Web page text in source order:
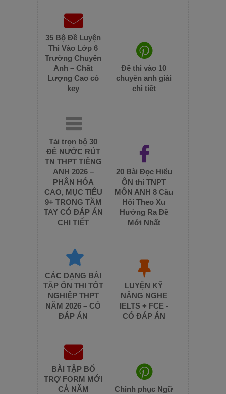
35 Bộ Đề Luyện
Thi Vào Lớp 6
Trường Chuyên
Anh – Chất
Lượng Cao có
key
Đề thi vào 10
chuyên anh giải
chi tiết
Tải trọn bộ 30
ĐỀ NƯỚC RÚT
TN THPT TIẾNG
ANH 2026 –
PHÂN HÓA
CAO, MỤC TIÊU
9+ TRONG TẦM
TAY CÓ ĐÁP ÁN
CHI TIẾT
20 Bài Đọc Hiểu
ÔN thi TNPT
MÔN ANH 8 Câu
Hỏi Theo Xu
Hướng Ra Đề
Mới Nhất
CÁC DẠNG BÀI
TẬP ÔN THI TỐT
NGHIỆP THPT
NĂM 2026 – CÓ
ĐÁP ÁN
LUYỆN KỸ
NĂNG NGHE
IELTS + FCE -
CÓ ĐÁP ÁN
BÀI TẬP BỔ
TRỢ FORM MỚI
CẢ NĂM
Chinh phục Ngữ